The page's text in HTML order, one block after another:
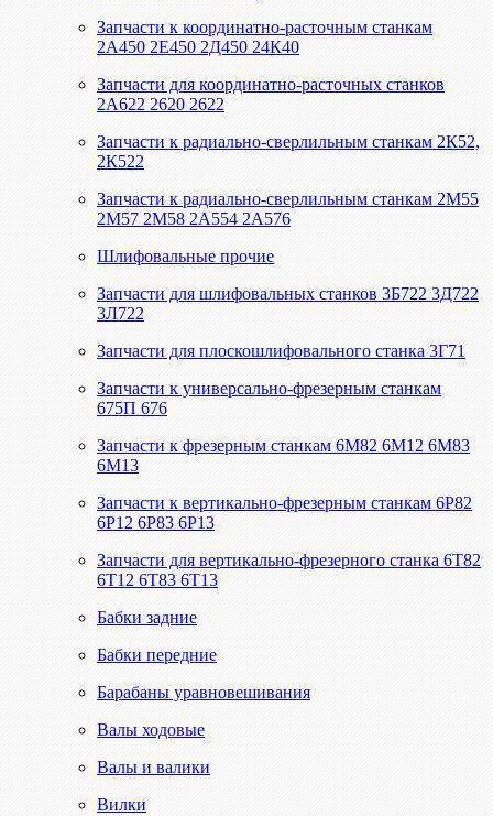
Запчасти к координатно-расточным станкам
2А450 2Е450 2Д450 24К40
Запчасти для координатно-расточных станков
2А622 2620 2622
Запчасти к радиально-сверлильным станкам 2К52,
2К522
Запчасти к радиально-сверлильным станкам 2М55
2М57 2М58 2А554 2А576
Шлифовальные прочие
Запчасти для шлифовальных станков 3Б722 3Д722
3Л722
Запчасти для плоскошлифовального станка 3Г71
Запчасти к универсально-фрезерным станкам
675П 676
Запчасти к фрезерным станкам 6М82 6М12 6М83
6М13
Запчасти к вертикально-фрезерным станкам 6Р82
6Р12 6Р83 6Р13
Запчасти для вертикально-фрезерного станка 6Т82
6Т12 6Т83 6Т13
Бабки задние
Бабки передние
Барабаны уравновешивания
Валы ходовые
Валы и валики
Вилки